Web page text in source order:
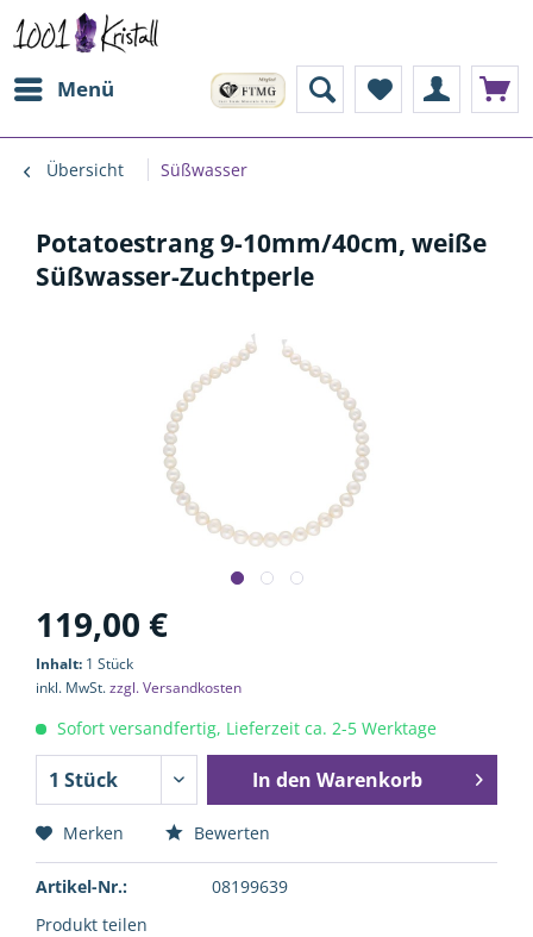
Menü
Übersicht Süßwasser
Potatoestrang 9-10mm/40cm, weiße
Süßwasser-Zuchtperle
119,00 €
Inhalt: 1 Stück
inkl. MwSt.zzgl. Versandkosten
Sofort versandfertig, Lieferzeit ca. 2-5 Werktage
In den Warenkorb
Merken Bewerten
Artikel-Nr.:
08199639
Produkt teilen